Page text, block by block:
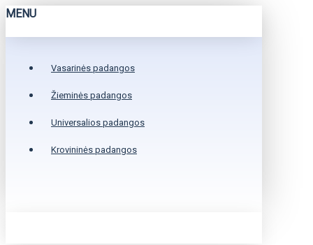
MENU
Vasarinės padangos
Žieminės padangos
Universalios padangos
Krovininės padangos